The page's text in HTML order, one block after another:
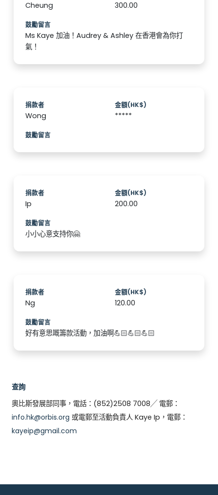
Cheung 300.00
鼓勵留言
Ms Kaye 加油！Audrey & Ashley 在香港會為你打
氣！
捐款者
Wong
金額(HK$)
*****
鼓勵留言
捐款者
Ip
金額(HK$)
200.00
鼓勵留言
小小心意支持你🤗
捐款者
Ng
金額(HK$)
120.00
鼓勵留言
好有意思嘅籌款活動，加油啊💪🏻💪🏻💪🏻
查詢
奧比斯發展部同事，電話：(852)2508 7008╱ 電郵：
info.hk@orbis.org 或電郵至活動負責人 Kaye Ip，電郵：
kayeip@gmail.com